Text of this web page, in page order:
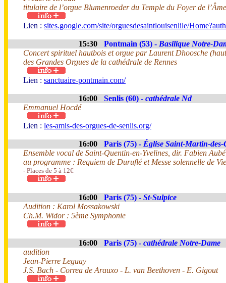
titulaire de l’orgue Blumenroeder du Temple du Foyer de
Lien : sites.google.com/site/orguesdesaintlouisenlile/
15:30 Pontmain (53) - Basilique Notre-
Concert spirituel hautbois et orgue par Laurent Dhoosche
des Grandes Orgues de la cathédrale de Rennes
Lien : sanctuaire-pontmain.com/
16:00 Senlis (60) - cathédrale Nd
Emmanuel Hocdé
Lien : les-amis-des-orgues-de-senlis.org/
16:00 Paris (75) - Église Saint-Martin-des-
Ensemble vocal de Saint-Quentin-en-Yvelines, dir. Fabien
au programme : Requiem de Duruflé et Messe solennelle de
- Places de 5 à 12€
16:00 Paris (75) - St-Sulpice
Audition : Karol Mossakowski
Ch.M. Widor : 5ème Symphonie
16:00 Paris (75) - cathédrale Notre-Dame
audition
Jean-Pierre Leguay
J.S. Bach - Correa de Arauxo - L. van Beethoven - E. Gigout